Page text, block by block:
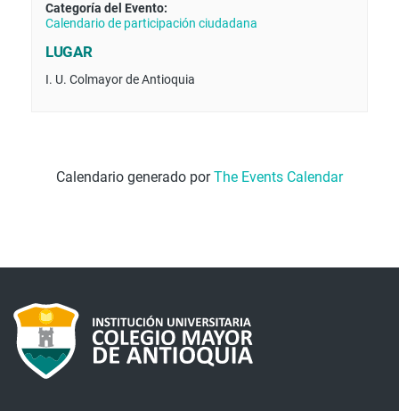
Categoría del Evento:
Calendario de participación ciudadana
LUGAR
I. U. Colmayor de Antioquia
Calendario generado porThe Events Calendar